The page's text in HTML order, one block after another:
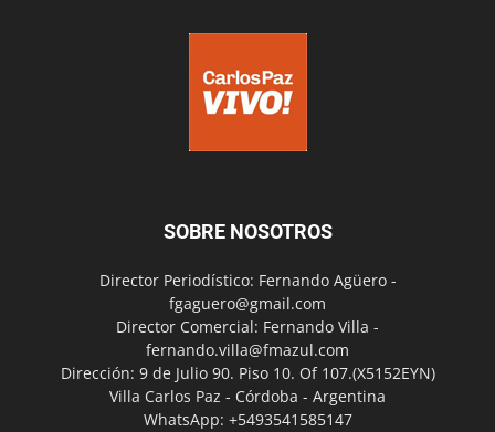
SOBRE NOSOTROS
Director Periodístico: Fernando Agüero -
fgaguero@gmail.com
Director Comercial: Fernando Villa -
fernando.villa@fmazul.com
Dirección: 9 de Julio 90. Piso 10. Of 107.(X5152EYN)
Villa Carlos Paz - Córdoba - Argentina
WhatsApp: +5493541585147